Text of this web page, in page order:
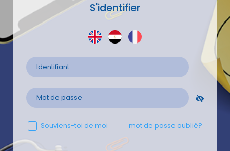
S'identifier
Souviens-toi de moi mot de passe oublié?